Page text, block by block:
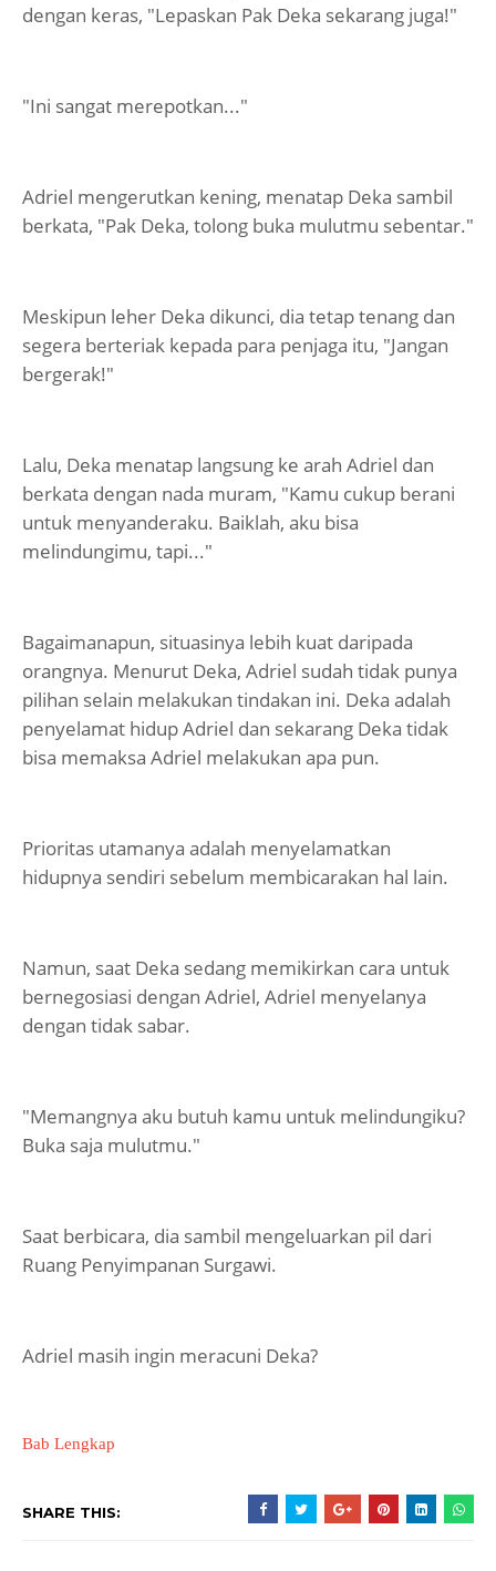
dengan keras, "Lepaskan Pak Deka sekarang juga!"
"Ini sangat merepotkan..."
Adriel mengerutkan kening, menatap Deka sambil
berkata, "Pak Deka, tolong buka mulutmu sebentar."
Meskipun leher Deka dikunci, dia tetap tenang dan
segera berteriak kepada para penjaga itu, "Jangan
bergerak!"
Lalu, Deka menatap langsung ke arah Adriel dan
berkata dengan nada muram, "Kamu cukup berani
untuk menyanderaku. Baiklah, aku bisa
melindungimu, tapi..."
Bagaimanapun, situasinya lebih kuat daripada
orangnya. Menurut Deka, Adriel sudah tidak punya
pilihan selain melakukan tindakan ini. Deka adalah
penyelamat hidup Adriel dan sekarang Deka tidak
bisa memaksa Adriel melakukan apa pun.
Prioritas utamanya adalah menyelamatkan
hidupnya sendiri sebelum membicarakan hal lain.
Namun, saat Deka sedang memikirkan cara untuk
bernegosiasi dengan Adriel, Adriel menyelanya
dengan tidak sabar.
"Memangnya aku butuh kamu untuk melindungiku?
Buka saja mulutmu."
Saat berbicara, dia sambil mengeluarkan pil dari
Ruang Penyimpanan Surgawi.
Adriel masih ingin meracuni Deka?
Bab Lengkap
SHARE THIS: